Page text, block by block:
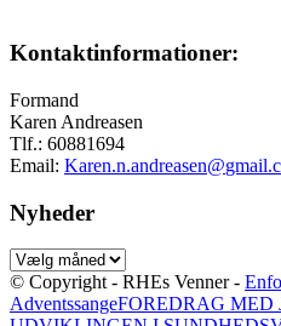
Kontaktinformationer:
Formand
Karen Andreasen
Tlf.: 60881694
Email: Karen.n.andreasen@
Nyheder
Nyheder
© Copyright - RHEs Venner -
AdventssangeFOREDRAG MED